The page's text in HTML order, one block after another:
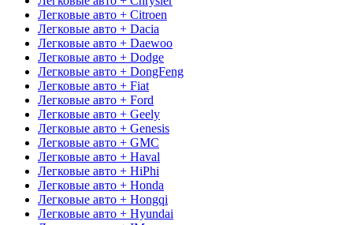
Легковые авто + Citroen
Легковые авто + Dacia
Легковые авто + Daewoo
Легковые авто + Dodge
Легковые авто + DongFeng
Легковые авто + Fiat
Легковые авто + Ford
Легковые авто + Geely
Легковые авто + Genesis
Легковые авто + GMC
Легковые авто + Haval
Легковые авто + HiPhi
Легковые авто + Honda
Легковые авто + Hongqi
Легковые авто + Hyundai